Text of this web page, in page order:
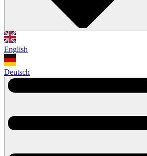
English
Deutsch